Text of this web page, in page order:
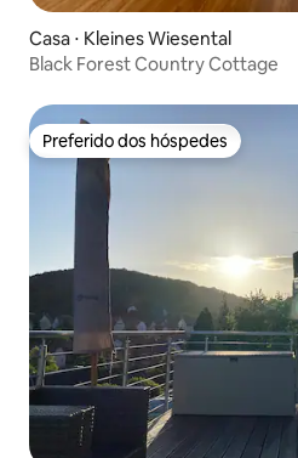
Casa ⋅ Kleines Wiesental
Black Forest Country Cottage
Preferido dos hóspedes
Preferido dos hóspedes